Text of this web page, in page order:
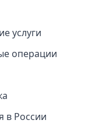
услуги
операции
в России